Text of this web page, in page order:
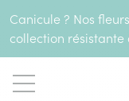
Canicule ? Nos
collection